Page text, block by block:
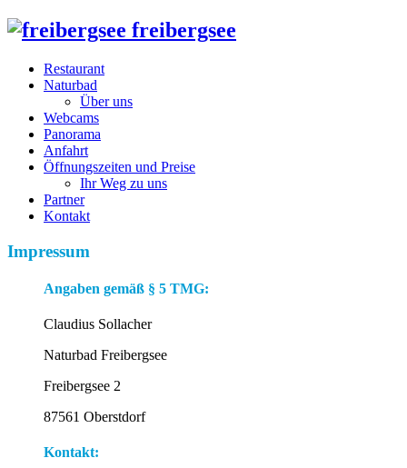
freibergsee
Restaurant
Naturbad
Über uns
Webcams
Panorama
Anfahrt
Öffnungszeiten und Preise
Ihr Weg zu uns
Partner
Kontakt
Impressum
Angaben gemäß § 5 TMG:
Claudius Sollacher
Naturbad Freibergsee
Freibergsee 2
87561 Oberstdorf
Kontakt: